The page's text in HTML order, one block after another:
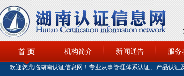
首 页
欢迎您光临湖南认证信息网！专业从事管理体系认证、产品认
机构简介 新闻通告 服务